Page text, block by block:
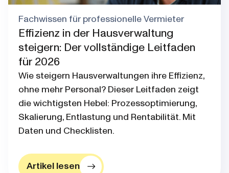
Fachwissen für professionelle Vermieter
Effizienz in der Hausverwaltung
steigern: Der vollständige Leitfaden
für 2026
Wie steigern Hausverwaltungen ihre Effizienz,
ohne mehr Personal? Dieser Leitfaden zeigt
die wichtigsten Hebel: Prozessoptimierung,
Skalierung, Entlastung und Rentabilität. Mit
Daten und Checklisten.
Artikel lesen